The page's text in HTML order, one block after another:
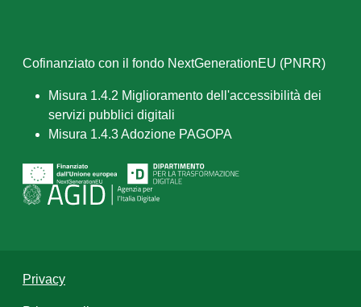
Cofinanziato con il fondo NextGenerationEU (PNRR)
Misura 1.4.2 Miglioramento dell'accessibilità dei
servizi pubblici digitali
Misura 1.4.3 Adozione PAGOPA
Privacy